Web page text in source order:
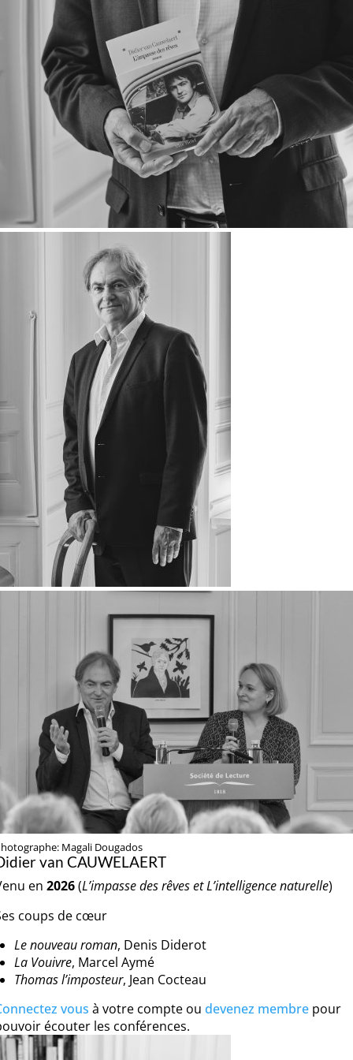
Magali Dougados
van CAUWELAERT
en 2026(L’impasse des rêves et L’intelligence naturelle)
coups de cœur
Le nouveau roman, Denis Diderot
La Vouivre, Marcel Aymé
Thomas l’imposteur, Jean Cocteau
vous à votre compte ou devenez membre pour
écouter les conférences.